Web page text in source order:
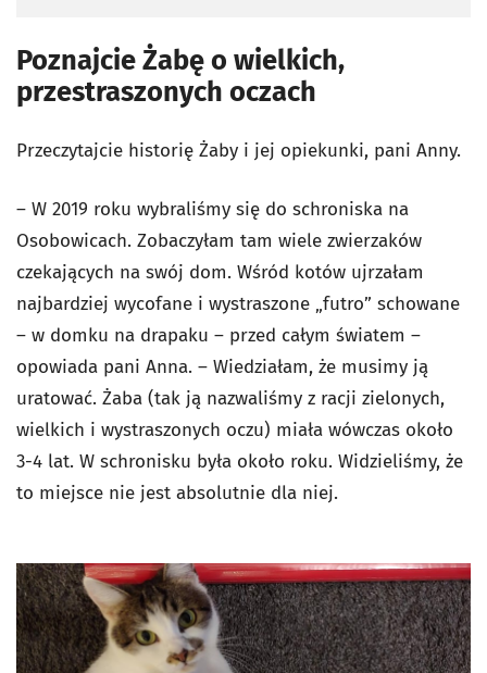
Poznajcie Żabę o wielkich,
przestraszonych oczach
Przeczytajcie historię Żaby i jej opiekunki, pani Anny.
– W 2019 roku wybraliśmy się do schroniska na
Osobowicach. Zobaczyłam tam wiele zwierzaków
czekających na swój dom. Wśród kotów ujrzałam
najbardziej wycofane i wystraszone „futro” schowane
– w domku na drapaku – przed całym światem –
opowiada pani Anna. – Wiedziałam, że musimy ją
uratować. Żaba (tak ją nazwaliśmy z racji zielonych,
wielkich i wystraszonych oczu) miała wówczas około
3-4 lat. W schronisku była około roku. Widzieliśmy, że
to miejsce nie jest absolutnie dla niej.